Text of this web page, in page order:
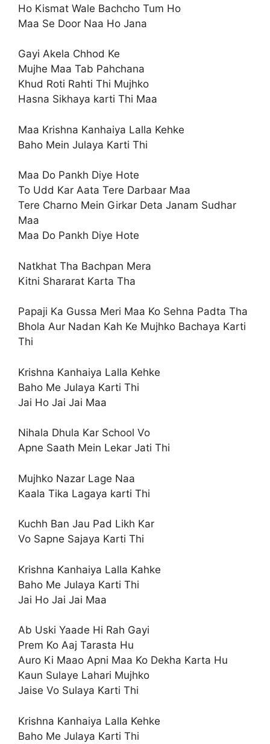
Ho Kismat Wale Bachcho Tum Ho
Maa Se Door Naa Ho Jana
Gayi Akela Chhod Ke
Mujhe Maa Tab Pahchana
Khud Roti Rahti Thi Mujhko
Hasna Sikhaya karti Thi Maa
Maa Krishna Kanhaiya Lalla Kehke
Baho Mein Julaya Karti Thi
Maa Do Pankh Diye Hote
To Udd Kar Aata Tere Darbaar Maa
Tere Charno Mein Girkar Deta Janam Sudhar
Maa
Maa Do Pankh Diye Hote
Natkhat Tha Bachpan Mera
Kitni Shararat Karta Tha
Papaji Ka Gussa Meri Maa Ko Sehna Padta Tha
Bhola Aur Nadan Kah Ke Mujhko Bachaya Karti
Thi
Krishna Kanhaiya Lalla Kehke
Baho Me Julaya Karti Thi
Jai Ho Jai Jai Maa
Nihala Dhula Kar School Vo
Apne Saath Mein Lekar Jati Thi
Mujhko Nazar Lage Naa
Kaala Tika Lagaya karti Thi
Kuchh Ban Jau Pad Likh Kar
Vo Sapne Sajaya Karti Thi
Krishna Kanhaiya Lalla Kahke
Baho Me Julaya Karti Thi
Jai Ho Jai Jai Maa
Ab Uski Yaade Hi Rah Gayi
Prem Ko Aaj Tarasta Hu
Auro Ki Maao Apni Maa Ko Dekha Karta Hu
Kaun Sulaye Lahari Mujhko
Jaise Vo Sulaya Karti Thi
Krishna Kanhaiya Lalla Kehke
Baho Me Julaya Karti Thi